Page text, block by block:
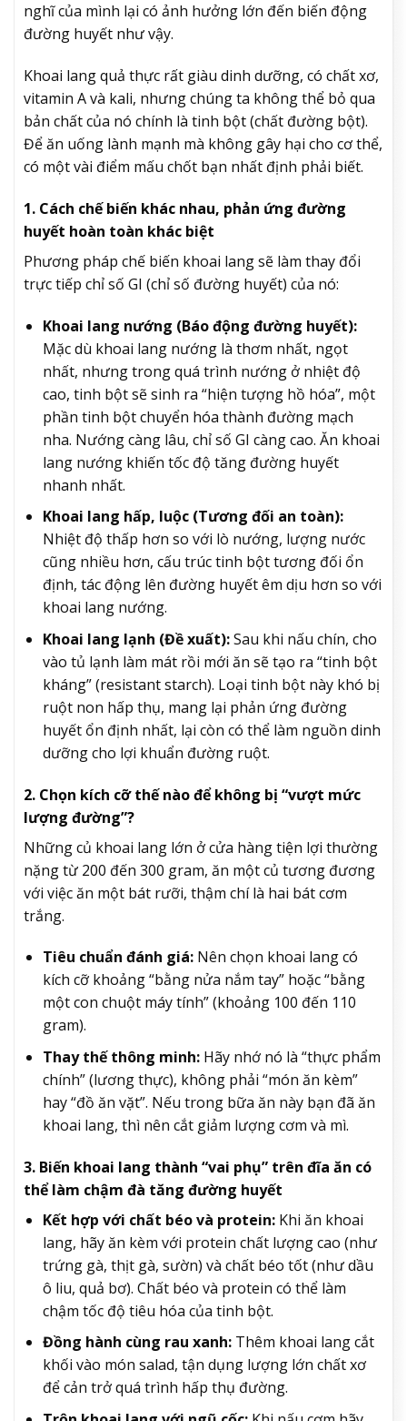
nghĩ của mình lại có ảnh hưởng lớn đến biến động
đường huyết như vậy.
Khoai lang quả thực rất giàu dinh dưỡng, có chất xơ,
vitamin A và kali, nhưng chúng ta không thể bỏ qua
bản chất của nó chính là tinh bột (chất đường bột).
Để ăn uống lành mạnh mà không gây hại cho cơ thể,
có một vài điểm mấu chốt bạn nhất định phải biết.
1. Cách chế biến khác nhau, phản ứng đường
huyết hoàn toàn khác biệt
Phương pháp chế biến khoai lang sẽ làm thay đổi
trực tiếp chỉ số GI (chỉ số đường huyết) của nó:
Khoai lang nướng (Báo động đường huyết):
Mặc dù khoai lang nướng là thơm nhất, ngọt
nhất, nhưng trong quá trình nướng ở nhiệt độ
cao, tinh bột sẽ sinh ra “hiện tượng hồ hóa”, một
phần tinh bột chuyển hóa thành đường mạch
nha. Nướng càng lâu, chỉ số GI càng cao. Ăn khoai
lang nướng khiến tốc độ tăng đường huyết
nhanh nhất.
Khoai lang hấp, luộc (Tương đối an toàn):
Nhiệt độ thấp hơn so với lò nướng, lượng nước
cũng nhiều hơn, cấu trúc tinh bột tương đối ổn
định, tác động lên đường huyết êm dịu hơn so với
khoai lang nướng.
Khoai lang lạnh (Đề xuất):Sau khi nấu chín, cho
vào tủ lạnh làm mát rồi mới ăn sẽ tạo ra “tinh bột
kháng” (resistant starch). Loại tinh bột này khó bị
ruột non hấp thụ, mang lại phản ứng đường
huyết ổn định nhất, lại còn có thể làm nguồn dinh
dưỡng cho lợi khuẩn đường ruột.
2. Chọn kích cỡ thế nào để không bị “vượt mức
lượng đường”?
Những củ khoai lang lớn ở cửa hàng tiện lợi thường
nặng từ 200 đến 300 gram, ăn một củ tương đương
với việc ăn một bát rưỡi, thậm chí là hai bát cơm
trắng.
Tiêu chuẩn đánh giá:Nên chọn khoai lang có
kích cỡ khoảng “bằng nửa nắm tay” hoặc “bằng
một con chuột máy tính” (khoảng 100 đến 110
gram).
Thay thế thông minh:Hãy nhớ nó là “thực phẩm
chính” (lương thực), không phải “món ăn kèm”
hay “đồ ăn vặt”. Nếu trong bữa ăn này bạn đã ăn
khoai lang, thì nên cắt giảm lượng cơm và mì.
3. Biến khoai lang thành “vai phụ” trên đĩa ăn có
thể làm chậm đà tăng đường huyết
Kết hợp với chất béo và protein:Khi ăn khoai
lang, hãy ăn kèm với protein chất lượng cao (như
trứng gà, thịt gà, sườn) và chất béo tốt (như dầu
ô liu, quả bơ). Chất béo và protein có thể làm
chậm tốc độ tiêu hóa của tinh bột.
Đồng hành cùng rau xanh:Thêm khoai lang cắt
khối vào món salad, tận dụng lượng lớn chất xơ
để cản trở quá trình hấp thụ đường.